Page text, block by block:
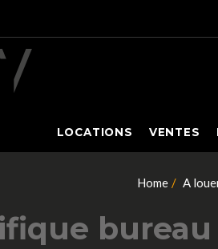
LOCATIONS VENTES
Home A